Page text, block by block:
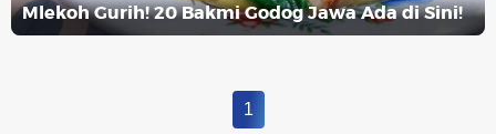
Mlekoh Gurih! 20 Bakmi Godog Jawa Ada di Sini!
1